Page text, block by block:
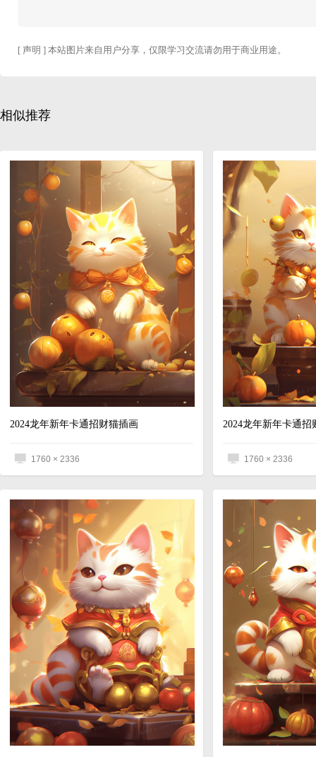
[ 声明 ] 本站图片来自用户分享，仅限学习交流请勿用于商业用途。
相似推荐
2024龙年新年卡通招财猫插画
1760 × 2336
2024龙年新年卡通招
1760 × 2336